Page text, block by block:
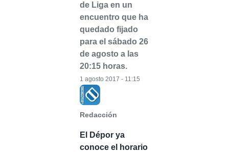
de Liga en un
encuentro que ha
quedado fijado
para el sábado 26
de agosto a las
20:15 horas.
Redacción
1 agosto 2017 - 11:15
El Dépor ya
conoce el horario